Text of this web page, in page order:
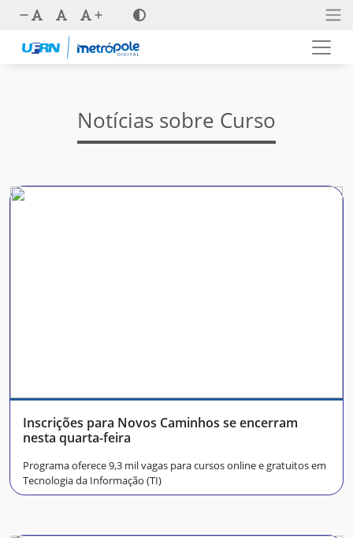
Notícias sobre Curso
Inscrições para Novos Caminhos se encerram
nesta quarta-feira
Programa oferece 9,3 mil vagas para cursos online e gratuitos em
Tecnologia da Informação (TI)